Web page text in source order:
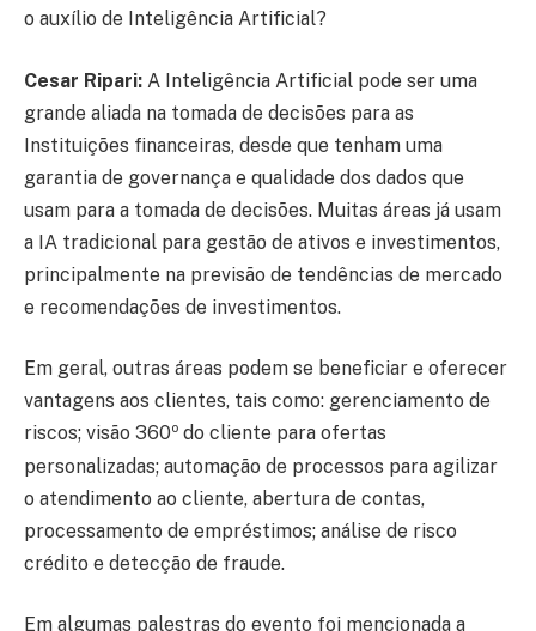
o auxílio de Inteligência Artificial?
Cesar Ripari: A Inteligência Artificial pode ser uma
grande aliada na tomada de decisões para as
Instituições financeiras, desde que tenham uma
garantia de governança e qualidade dos dados que
usam para a tomada de decisões. Muitas áreas já usam
a IA tradicional para gestão de ativos e investimentos,
principalmente na previsão de tendências de mercado
e recomendações de investimentos.
Em geral, outras áreas podem se beneficiar e oferecer
vantagens aos clientes, tais como: gerenciamento de
riscos; visão 360o do cliente para ofertas
personalizadas; automação de processos para agilizar
o atendimento ao cliente, abertura de contas,
processamento de empréstimos; análise de risco
crédito e detecção de fraude.
Em algumas palestras do evento foi mencionada a